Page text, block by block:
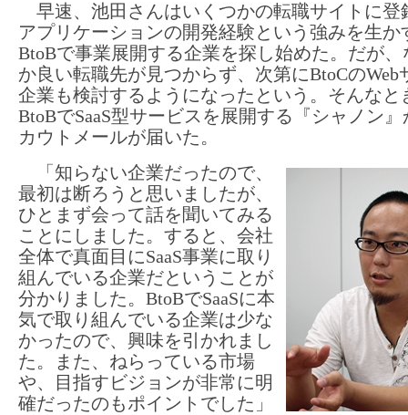
早速、池田さんはいくつかの転職サイトに登
アプリケーションの開発経験という強みを生か
BtoBで事業展開する企業を探し始めた。だが、
か良い転職先が見つからず、次第にBtoCのWeb
企業も検討するようになったという。そんなと
BtoBでSaaS型サービスを展開する『シャノン
カウトメールが届いた。
「知らない企業だったので、
最初は断ろうと思いましたが、
ひとまず会って話を聞いてみる
ことにしました。すると、会社
全体で真面目にSaaS事業に取り
組んでいる企業だということが
分かりました。BtoBでSaaSに本
気で取り組んでいる企業は少な
かったので、興味を引かれまし
た。また、ねらっている市場
や、目指すビジョンが非常に明
確だったのもポイントでした」